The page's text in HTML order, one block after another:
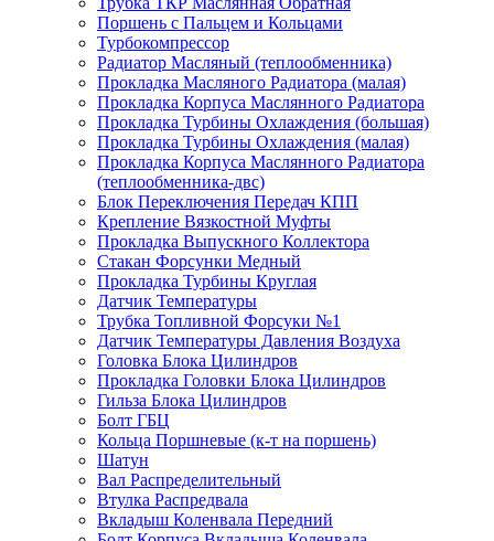
Поршень с Пальцем и Кольцами
Турбокомпрессор
Радиатор Масляный (теплообменника)
Прокладка Масляного Радиатора (малая)
Прокладка Корпуса Маслянного Радиатора
Прокладка Турбины Охлаждения (большая)
Прокладка Турбины Охлаждения (малая)
Прокладка Корпуса Маслянного Радиатора
(теплообменника-двс)
Блок Переключения Передач КПП
Крепление Вязкостной Муфты
Прокладка Выпускного Коллектора
Стакан Форсунки Медный
Прокладка Турбины Круглая
Датчик Температуры
Трубка Топливной Форсуки №1
Датчик Температуры Давления Воздуха
Головка Блока Цилиндров
Прокладка Головки Блока Цилиндров
Гильза Блока Цилиндров
Болт ГБЦ
Кольца Поршневые (к-т на поршень)
Шатун
Вал Распределительный
Втулка Распредвала
Вкладыш Коленвала Передний